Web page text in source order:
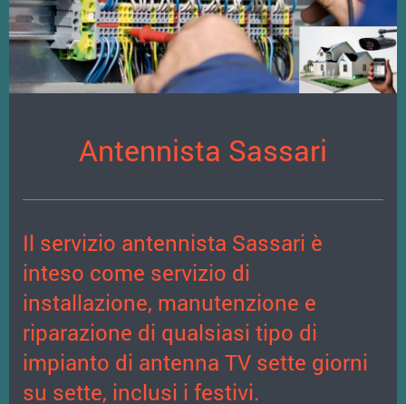
Antennista Sassari
Il servizio antennista Sassari è
inteso come servizio di
installazione, manutenzione e
riparazione di qualsiasi tipo di
impianto di antenna TV sette giorni
su sette, inclusi i festivi.